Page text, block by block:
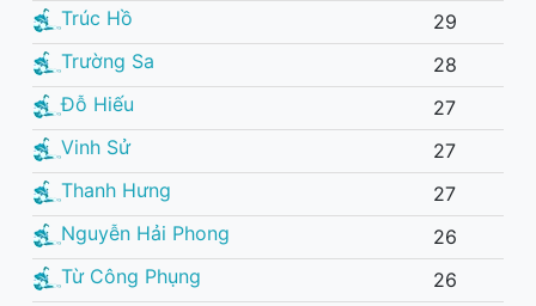
Trúc Hồ
29
Trường Sa
28
Đỗ Hiếu
27
Vinh Sử
27
Thanh Hưng
27
Nguyễn Hải Phong
26
Từ Công Phụng
26